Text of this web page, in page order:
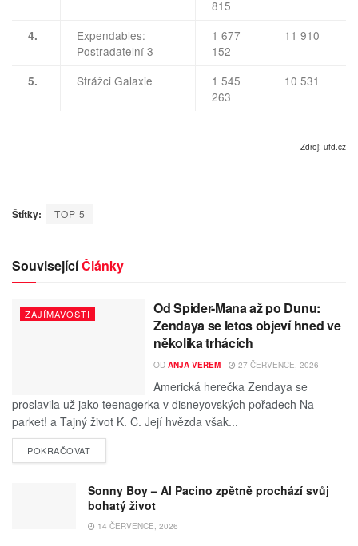
815
4.
Expendables:
Postradatelní 3
1 677
152
11 910
5. Strážci Galaxie
1 545
263
10 531
Zdroj: ufd.cz
Štítky: TOP 5
SouvisejícíČlánky
ZAJÍMAVOSTI
Od Spider-Mana až po Dunu:
Zendaya se letos objeví hned ve
několika trhácích
OD ANJA VEREM 27 ČERVENCE, 2026
Americká herečka Zendaya se
proslavila už jako teenagerka v disneyovských pořadech Na
parket! a Tajný život K. C. Její hvězda však...
POKRAČOVAT
Sonny Boy – Al Pacino zpětně prochází svůj
bohatý život
14 ČERVENCE, 2026